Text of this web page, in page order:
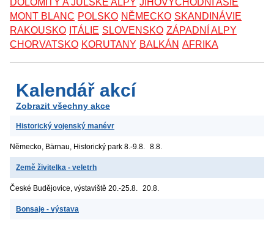
DOLOMITY A JULSKÉ ALPY JIHOVÝCHODNÍ ASIE
MONT BLANC POLSKO NĚMECKO SKANDINÁVIE
RAKOUSKO ITÁLIE SLOVENSKO ZÁPADNÍ ALPY
CHORVATSKO KORUTANY BALKÁN AFRIKA
Kalendář akcí
Zobrazit všechny akce
Historický vojenský manévr
Německo, Bärnau, Historický park 8.-9.8. 8.8.
Země živitelka - veletrh
České Budějovice, výstaviště 20.-25.8. 20.8.
Bonsaje - výstava